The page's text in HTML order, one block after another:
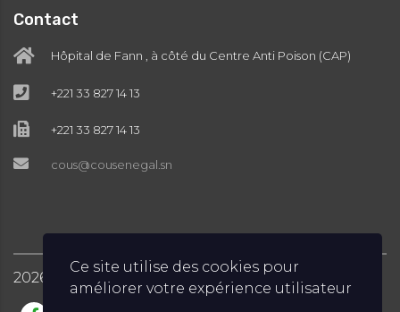
Contact
Hôpital de Fann , à côté du Centre Anti Poison (CAP)
+221 33 827 14 13
+221 33 827 14 13
cous@cousenegal.sn
2026 COUS © Tous droits réservés
Ce site utilise des cookies pour
améliorer votre expérience utilisateur